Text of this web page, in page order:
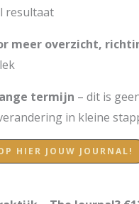
resultaat
meer overzicht,
termijn – dit is
in kleine
HIER JOUW JOURNAL!